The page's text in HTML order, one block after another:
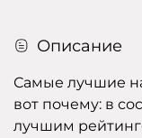
Описание
Самые лучшие
вот почему: в
лучшим